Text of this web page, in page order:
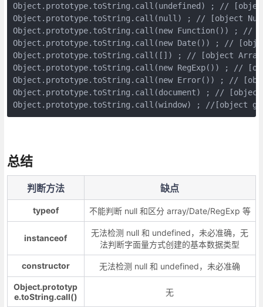
Object.prototype.toString.call(undefined) ; //
Object.prototype.toString.call(null) ; // [object
Object.prototype.toString.call(new Function()) ; //
Object.prototype.toString.call(new Date()) ; //
Object.prototype.toString.call([]) ; // [object
Object.prototype.toString.call(new RegExp()) ; //
Object.prototype.toString.call(new Error()) ; //
Object.prototype.toString.call(document) ; // [object
Object.prototype.toString.call(window) ; //[object
总结
判断方法 缺点
typeof 不能判断 null 和区分 array/Date/RegExp 等
instanceof
无法检测 null 和 undefined，未必准确，无
法判断字面量方式创建的基本数据类型
constructor 无法检测 null 和 undefined，未必准确
Object.prototyp
e.toString.call()
无